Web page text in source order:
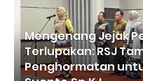
Mengenang Jejak
Terlupakan: RSJ
Penghormatan